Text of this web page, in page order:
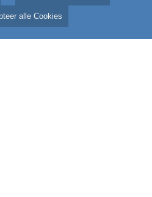
alle Cookies